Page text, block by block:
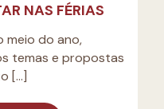
NAS FÉRIAS
meio do ano,
temas e propostas
[…]